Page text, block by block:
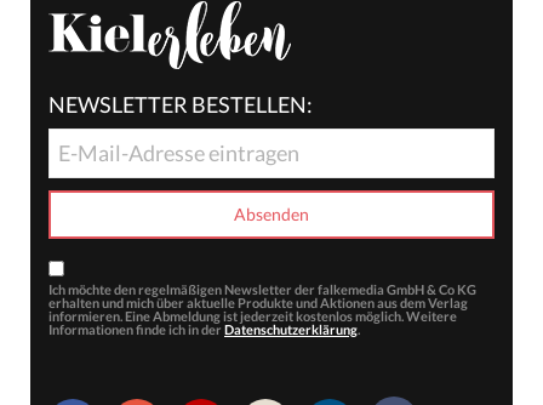
NEWSLETTER BESTELLEN:
Ich möchte den regelmäßigen Newsletter der falkemedia GmbH & Co KG
erhalten und mich über aktuelle Produkte und Aktionen aus dem Verlag
informieren. Eine Abmeldung ist jederzeit kostenlos möglich. Weitere
Informationen finde ich in der Datenschutzerklärung.